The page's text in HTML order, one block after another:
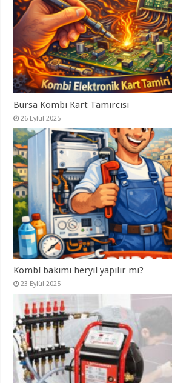
Bursa Kombi Kart Tamircisi
26 Eylül 2025
Kombi bakımı heryıl yapılır mı?
23 Eylül 2025